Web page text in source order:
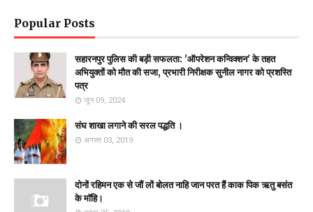
Popular Posts
सहारनपुर पुलिस की बड़ी सफलता: 'ऑपरेशन कन्विक्शन' के तहत
अभियुक्तों को मौत की सजा, प्रभारी निरीक्षक सुनील नागर को प्रशस्ति
पत्र
जून 09, 2024
संघ शाखा लगाने की सरल पद्धति ।
अगस्त 03, 2019
दोनों रहिमन एक से जौं लों बोलत नाहि जान परत हैं काक पिक ऋतु बसंत
के माॅहि।